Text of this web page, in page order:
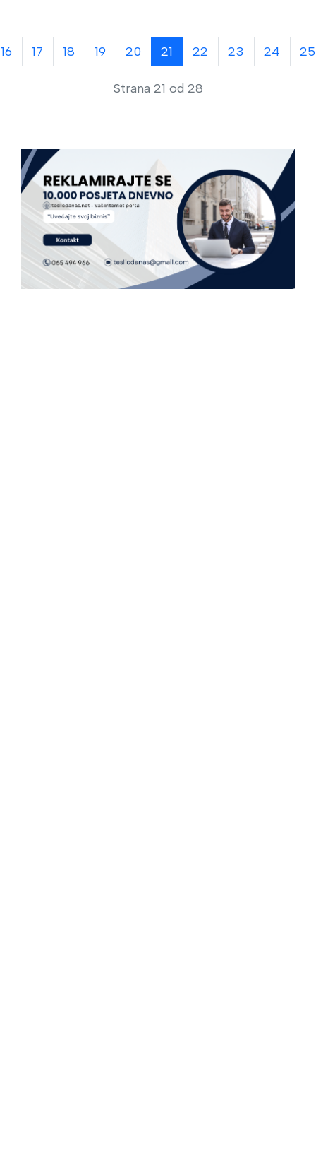
16 17 18 19 20 21 22 23 24 25
Strana 21 od 28